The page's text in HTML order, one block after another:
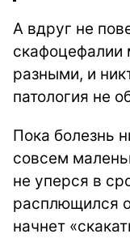
А вдруг не
скафоцефалии
разными, и
патология не
Пока болезнь
совсем
не уперся в
расплющился о
начнет